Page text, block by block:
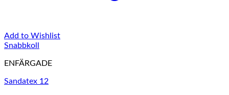
Add to Wishlist
Snabbkoll
ENFÄRGADE
Sandatex 12